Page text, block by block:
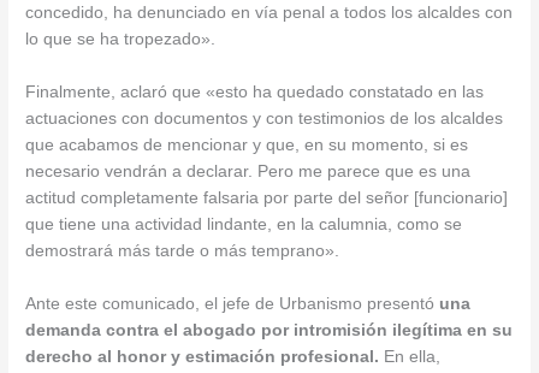
concedido, ha denunciado en vía penal a todos los alcaldes con
lo que se ha tropezado».
Finalmente, aclaró que «esto ha quedado constatado en las
actuaciones con documentos y con testimonios de los alcaldes
que acabamos de mencionar y que, en su momento, si es
necesario vendrán a declarar. Pero me parece que es una
actitud completamente falsaria por parte del señor [funcionario]
que tiene una actividad lindante, en la calumnia, como se
demostrará más tarde o más temprano».
Ante este comunicado, el jefe de Urbanismo presentó una
demanda contra el abogado por intromisión ilegítima en su
derecho al honor y estimación profesional. En ella,